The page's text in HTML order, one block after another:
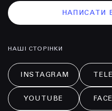
НАПИСАТИ В
НАШІ СТОРІНКИ
INSTAGRAM
YOUTUBE